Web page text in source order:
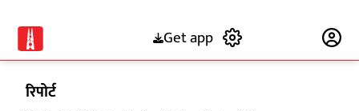
Get app
रिपोर्ट